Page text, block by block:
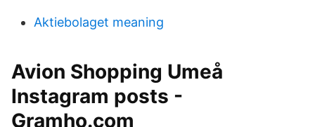
Aktiebolaget meaning
Avion Shopping Umeå
Instagram posts -
Gramho.com